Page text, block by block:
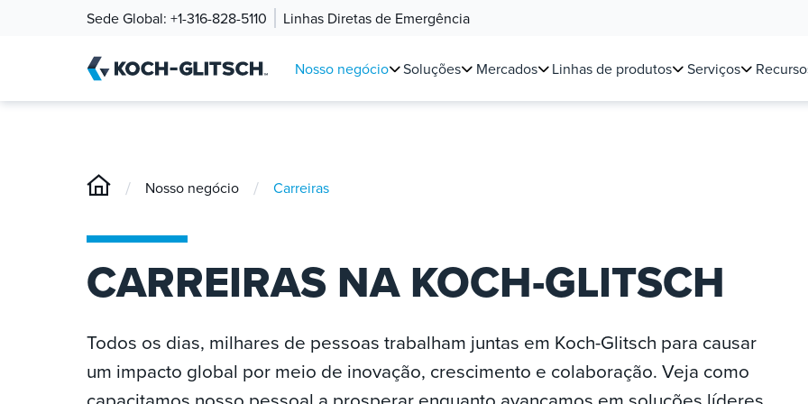
Sede Global: +1-316-828-5110 Linhas Diretas de Emergência
Nosso negócio Soluções Mercados Linhas de produtos Serviços
/ Nosso negócio / Carreiras
CARREIRAS NA KOCH-GLITSCH
Todos os dias, milhares de pessoas trabalham juntas em Koch-Glitsch para causar
um impacto global por meio de inovação, crescimento e colaboração. Veja como